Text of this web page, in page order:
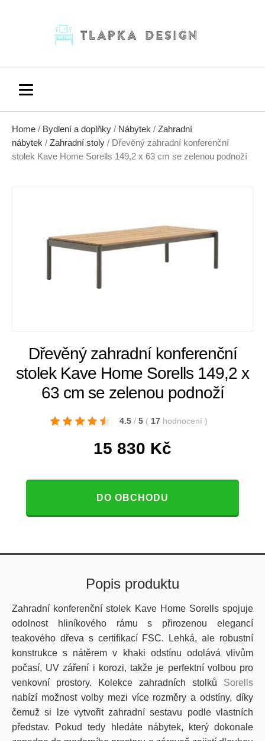
Home / Bydlení a doplňky / Nábytek / Zahradní
nábytek / Zahradní stoly / Dřevěný zahradní konferenční
stolek Kave Home Sorells 149,2 x 63 cm se zelenou podnoží
Dřevěný zahradní konferenční
stolek Kave Home Sorells 149,2 x
63 cm se zelenou podnoží
4.5 / 5 ( 17 hodnocení )
15 830 Kč
DO OBCHODU
Popis produktu
Zahradní konferenční stolek Kave Home Sorells spojuje
odolnost hliníkového rámu s přirozenou elegancí
teakového dřeva s certifikací FSC. Lehká, ale robustní
konstrukce s nátěrem v khaki odstínu odolává vlivům
počasí, UV záření i korozi, takže je perfektní volbou pro
venkovní prostory. Kolekce zahradních stolků Sorells
nabízí možnost volby mezi více rozměry a odstíny, díky
čemuž si lze vytvořit zahradní sestavu podle vlastních
představ. Pokud tedy hledáte nábytek, který dokonale